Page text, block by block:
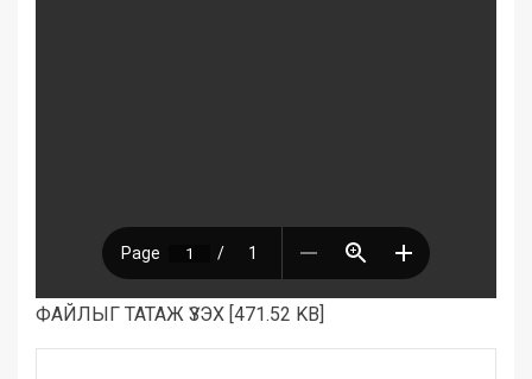
ФАЙЛЫГ ТАТАЖ ҮЗЭХ [471.52 KB]